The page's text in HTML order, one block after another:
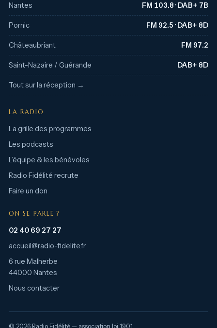
Nantes FM 103.8 · DAB+ 7B
Pornic FM 92.5 · DAB+ 8D
Châteaubriant FM 97.2
Saint-Nazaire / Guérande DAB+ 8D
Tout sur la réception →
LA RADIO
La grille des programmes
Les podcasts
L’équipe & les bénévoles
Radio Fidélité recrute
Faire un don
ON SE PARLE ?
02 40 69 27 27
accueil@radio-fidelite.fr
6 rue Malherbe
44000 Nantes
Nous contacter
© 2026 Radio Fidélité — association loi 1901